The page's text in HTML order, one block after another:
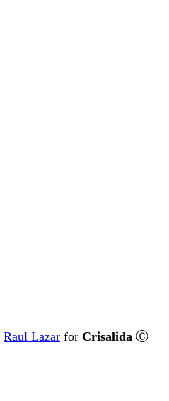
Raul Lazar for Crisalida Ⓒ